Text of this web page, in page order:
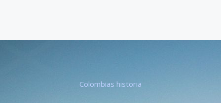
Colombias historia